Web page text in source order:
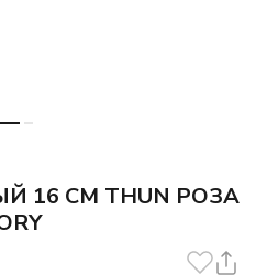
16 СМ THUN РОЗА